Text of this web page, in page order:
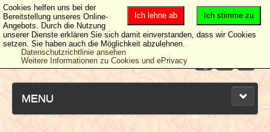
MENU
Ich stimme zu
Ich lehne ab
Cookies helfen uns bei der
Bereitstellung unseres Online-
Angebots. Durch die Nutzung
unserer Dienste erklären Sie sich damit einverstanden, dass wir Cookies
setzen. Sie haben auch die Möglichkeit abzulehnen.
Datenschutzrichtlinie ansehen
Weitere Informationen zu Cookies und ePrivacy